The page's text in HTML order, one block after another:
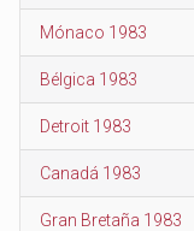
Mónaco 1983
Bélgica 1983
Detroit 1983
Canadá 1983
Gran Bretaña 1983